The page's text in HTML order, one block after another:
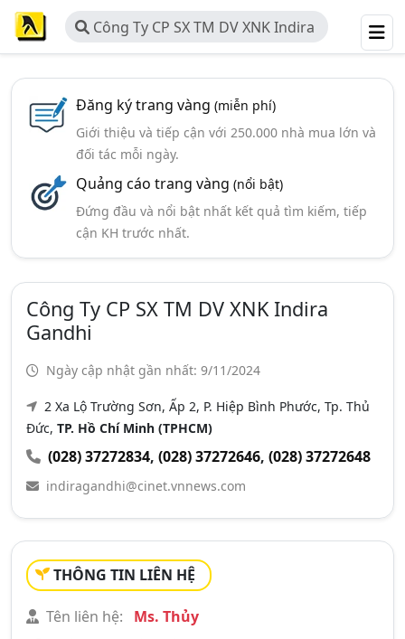
Công Ty CP SX TM DV XNK Indira
Gandhi
Đăng ký trang vàng (miễn phí)
Giới thiệu và tiếp cận với 250.000 nhà mua lớn và
đối tác mỗi ngày.
Quảng cáo trang vàng (nổi bật)
Đứng đầu và nổi bật nhất kết quả tìm kiếm, tiếp
cận KH trước nhất.
Công Ty CP SX TM DV XNK Indira
Gandhi
Ngày cập nhật gần nhất: 9/11/2024
2 Xa Lộ Trường Sơn, Ấp 2, P. Hiệp Bình Phước, Tp. Thủ
Đức, TP. Hồ Chí Minh (TPHCM)
(028) 37272834, (028) 37272646, (028) 37272648
indiragandhi@cinet.vnnews.com
THÔNG TIN LIÊN HỆ
Tên liên hệ:
Ms. Thủy